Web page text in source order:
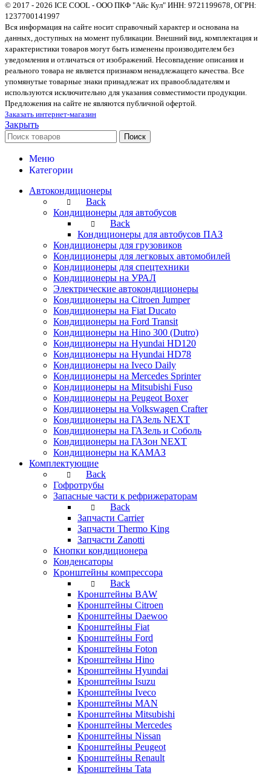
© 2017 - 2026 ICE COOL - ООО ПКФ "Айс Кул" ИНН: 9721199678, ОГРН:
1237700141997
Вся информация на сайте носит справочный характер и основана на
данных, доступных на момент публикации. Внешний вид, комплектация и
характеристики товаров могут быть изменены производителем без
уведомления и отличаться от изображений. Несовпадение описания и
реального товара не является признаком ненадлежащего качества. Все
упомянутые товарные знаки принадлежат их правообладателям и
используются исключительно для указания совместимости продукции.
Предложения на сайте не являются публичной офертой.
Заказать интернет-магазин
Закрыть
Поиск
Меню
Категории
Автокондиционеры
Back
Кондиционеры для автобусов
Back
Кондиционеры для автобусов ПАЗ
Кондиционеры для грузовиков
Кондиционеры для легковых автомобилей
Кондиционеры для спецтехники
Кондиционеры на УРАЛ
Электрические автокондиционеры
Кондиционеры на Citroen Jumper
Кондиционеры на Fiat Ducato
Кондиционеры на Ford Transit
Кондиционеры на Hino 300 (Dutro)
Кондиционеры на Hyundai HD120
Кондиционеры на Hyundai HD78
Кондиционеры на Iveco Daily
Кондиционеры на Mercedes Sprinter
Кондиционеры на Mitsubishi Fuso
Кондиционеры на Peugeot Boxer
Кондиционеры на Volkswagen Crafter
Кондиционеры на ГАЗель NEXT
Кондиционеры на ГАЗель и Соболь
Кондиционеры на ГАЗон NEXT
Кондиционеры на КАМАЗ
Комплектующие
Back
Гофротрубы
Запасные части к рефрижераторам
Back
Запчасти Carrier
Запчасти Thermo King
Запчасти Zanotti
Кнопки кондиционера
Конденсаторы
Кронштейны компрессора
Back
Кронштейны BAW
Кронштейны Citroen
Кронштейны Daewoo
Кронштейны Fiat
Кронштейны Ford
Кронштейны Foton
Кронштейны Hino
Кронштейны Hyundai
Кронштейны Isuzu
Кронштейны Iveco
Кронштейны MAN
Кронштейны Mitsubishi
Кронштейны Mеrcedes
Кронштейны Nissan
Кронштейны Peugeot
Кронштейны Renault
Кронштейны Tata